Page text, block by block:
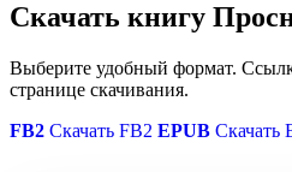
Скачать книгу
Выберите удобный формат.
странице скачивания.
FB2 Скачать FB2 EPUB Скачать